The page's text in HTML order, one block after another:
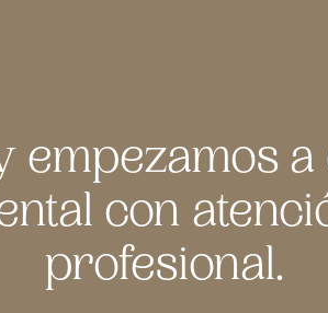
empezamos
con
profesional.